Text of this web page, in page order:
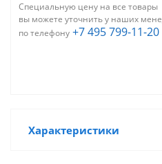
Специальную цену на все товары
вы можете уточнить у наших
по телефону +7 495 799-11-20
Характеристики